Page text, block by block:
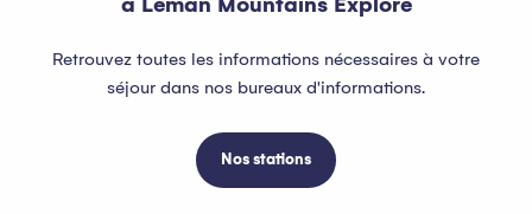
Retrouvez toutes les informations nécessaires à votre
séjour dans nos bureaux d'informations.
Nos stations